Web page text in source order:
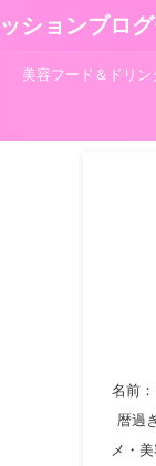
ションブロ
美容フード＆ドリン
名前
暦過
メ・